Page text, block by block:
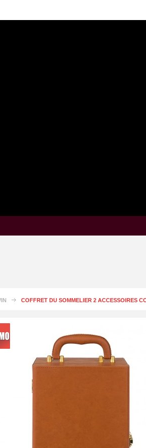
COFFRET DU SOMMELIER 2 ACCESSOIRES